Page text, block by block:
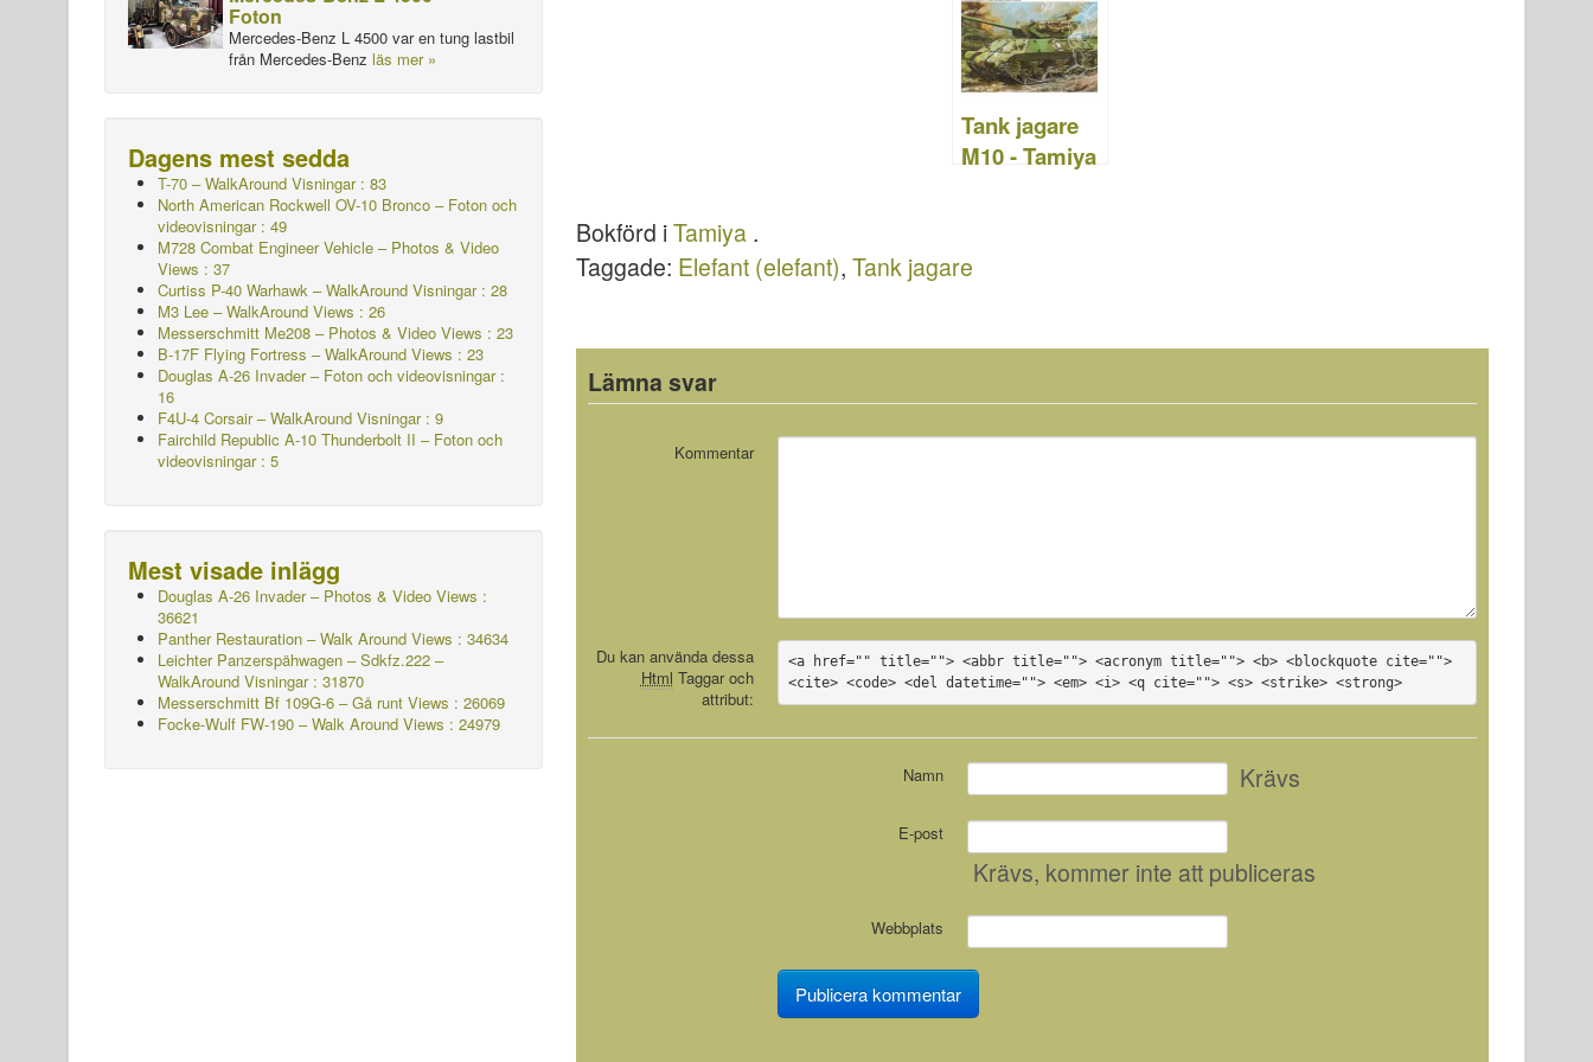
Tank jagare
M10 - Tamiya
Bokförd iTamiya .
Taggade: Elefant (elefant), Tank jagare
Lämna svar
Kommentar
Du kan använda dessa
Html Taggar och
attribut:
<a href="" title=""> <abbr title=""> <acronym title=""> <b> <blockquote cite="">
<cite> <code> <del datetime=""> <em> <i> <q cite=""> <s> <strike> <strong>
Namn Krävs
E-post
Krävs, kommer inte att publiceras
Webbplats
Foton
Mercedes-Benz L 4500 var en tung lastbil
från Mercedes-Benz läs mer »
Dagens mest sedda
T-70 – WalkAround Visningar : 83
North American Rockwell OV-10 Bronco – Foton och
videovisningar : 49
M728 Combat Engineer Vehicle – Photos & Video
Views : 37
Curtiss P-40 Warhawk – WalkAround Visningar : 28
M3 Lee – WalkAround Views : 26
Messerschmitt Me208 – Photos & Video Views : 23
B-17F Flying Fortress – WalkAround Views : 23
Douglas A-26 Invader – Foton och videovisningar :
16
F4U-4 Corsair – WalkAround Visningar : 9
Fairchild Republic A-10 Thunderbolt II – Foton och
videovisningar : 5
Mest visade inlägg
Douglas A-26 Invader – Photos & Video Views :
36621
Panther Restauration – Walk Around Views : 34634
Leichter Panzerspähwagen – Sdkfz.222 –
WalkAround Visningar : 31870
Messerschmitt Bf 109G-6 – Gå runt Views : 26069
Focke-Wulf FW-190 – Walk Around Views : 24979